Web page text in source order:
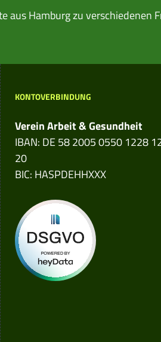
aus Hamburg zu verschiedenen
KONTOVERBINDUNG
Verein Arbeit & Gesundheit
IBAN: DE 58 2005 0550 1228
20
BIC: HASPDEHHXXX